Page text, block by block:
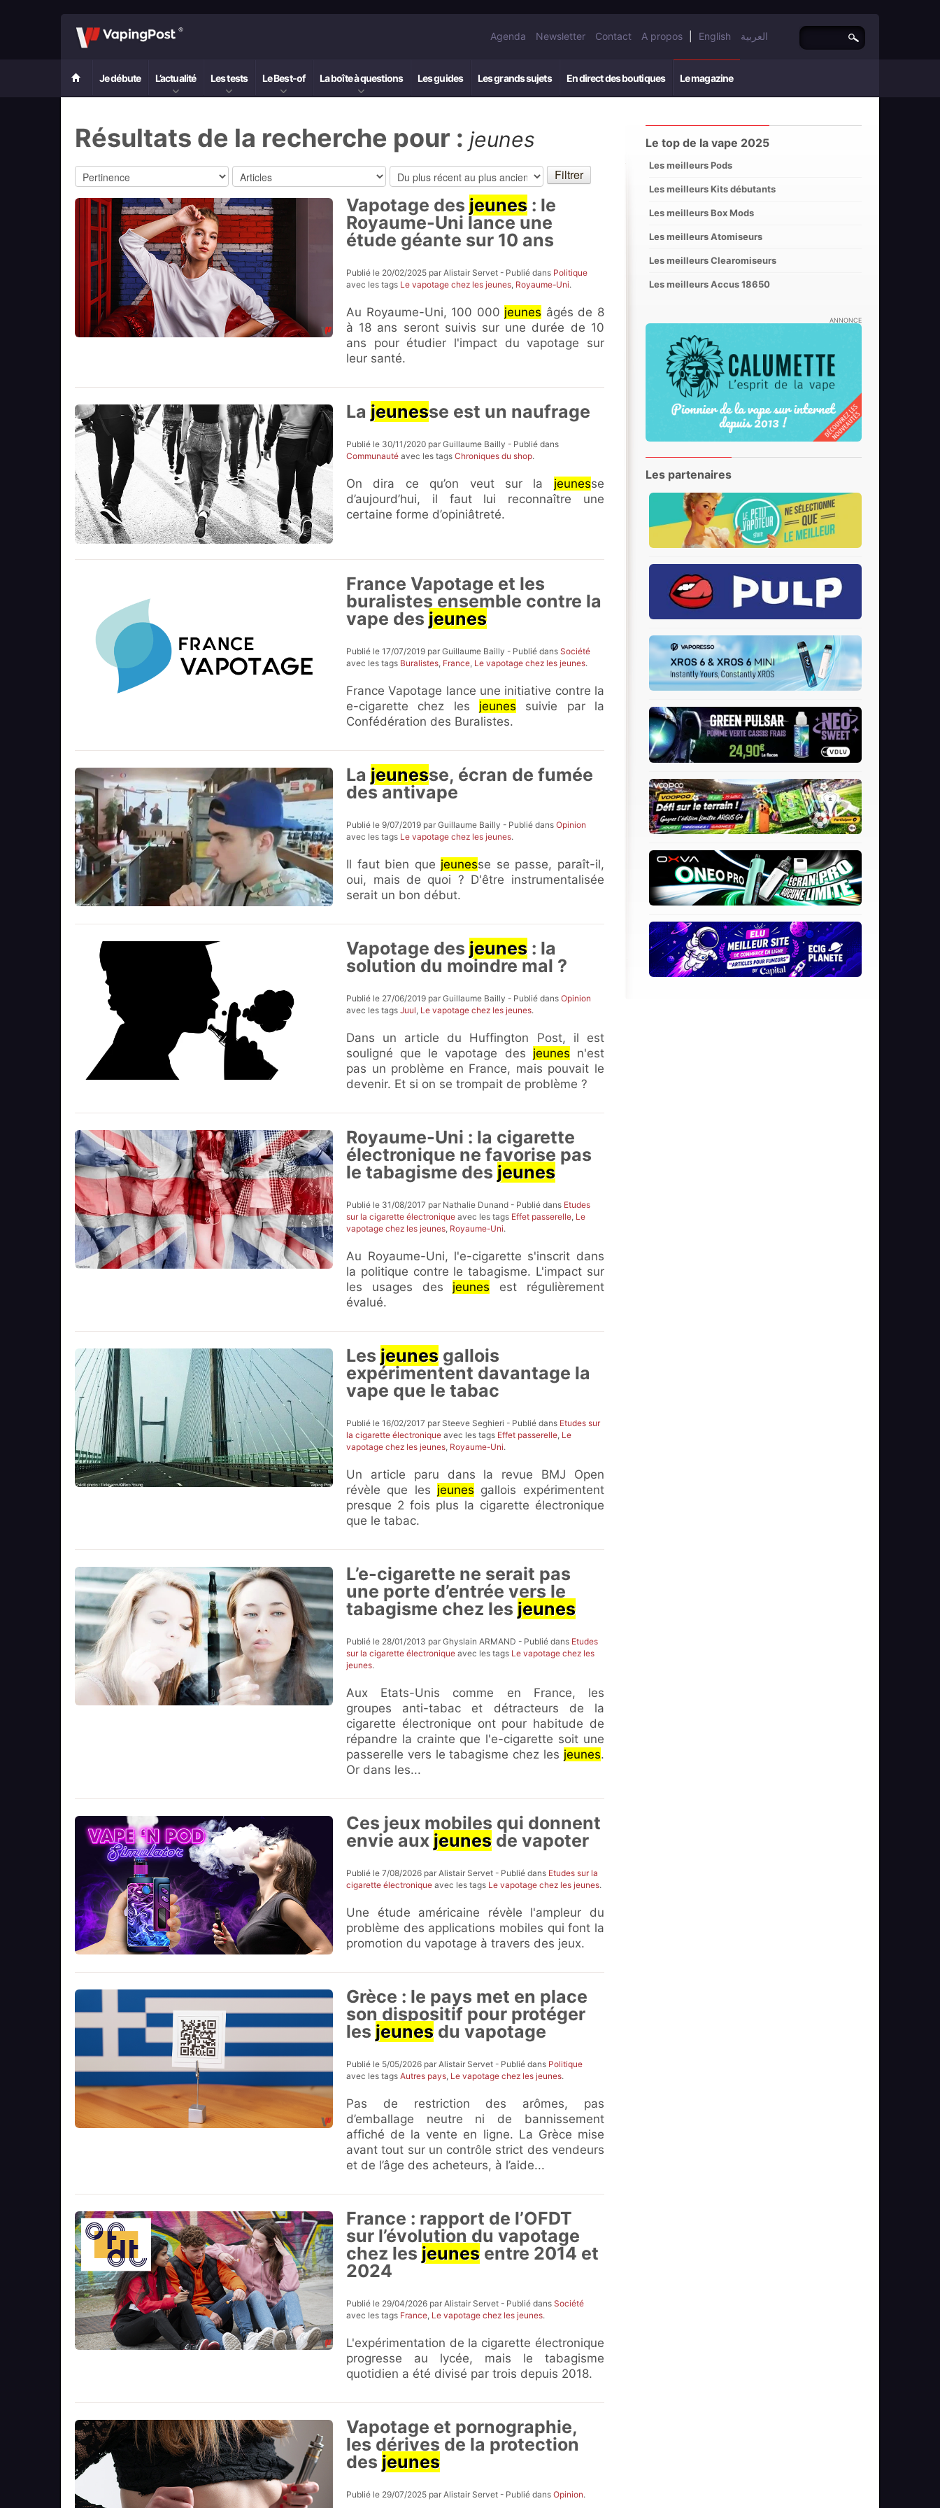
Agenda Newsletter Contact A propos English العربية
Je débute L’actualité Les tests Le Best-of La boîte à questions Les guides Les grands sujets En direct des boutiques Le magazine
Résultats de la recherche pour : jeunes
Vapotage des jeunes : le
Royaume-Uni lance une
étude géante sur 10 ans
Publié le 20/02/2025 par Alistair Servet - Publié dans Politique
avec les tags Le vapotage chez les jeunes, Royaume-Uni.
Au Royaume-Uni, 100 000 jeunes âgés de 8
à 18 ans seront suivis sur une durée de 10
ans pour étudier l'impact du vapotage sur
leur santé.
La jeunesse est un naufrage
Publié le 30/11/2020 par Guillaume Bailly - Publié dans
Communauté avec les tagsChroniques du shop.
On dira ce qu’on veut sur la jeunesse
d’aujourd’hui, il faut lui reconnaître une
certaine forme d’opiniâtreté.
France Vapotage et les
buralistes ensemble contre la
vape des jeunes
Publié le 17/07/2019 par Guillaume Bailly - Publié dansSociété
avec les tags Buralistes France Le vapotage chez les jeunes.
France Vapotage lance une initiative contre la
e-cigarette chez les jeunes suivie par la
Confédération des Buralistes.
La jeunesse, écran de fumée
des antivape
Publié le 9/07/2019 par Guillaume Bailly - Publié dansOpinion
avec les tags Le vapotage chez les jeunes.
Il faut bien que jeunesse se passe, paraît-il,
oui, mais de quoi ? D'être instrumentalisée
serait un bon début.
Vapotage des jeunes : la
solution du moindre mal ?
Publié le 27/06/2019 par Guillaume Bailly - Publié dansOpinion
avec les tagsJuul Le vapotage chez les jeunes.
Dans un article du Huffington Post, il est
souligné que le vapotage des jeunes n'est
pas un problème en France, mais pouvait le
devenir. Et si on se trompait de problème ?
Royaume-Uni : la cigarette
électronique ne favorise pas
le tabagisme des jeunes
Publié le 31/08/2017 par Nathalie Dunand - Publié dans Etudes
sur la cigarette électronique avec les tags Effet passerelle Le
vapotage chez les jeunes Royaume-Uni.
Au Royaume-Uni, l'e-cigarette s'inscrit dans
la politique contre le tabagisme. L'impact sur
les usages des jeunes est régulièrement
évalué.
Les jeunes gallois
expérimentent davantage la
vape que le tabac
Publié le 16/02/2017 par Steeve Seghieri - Publié dans Etudes sur
la cigarette électronique avec les tags Effet passerelle Le
vapotage chez les jeunes Royaume-Uni.
Un article paru dans la revue BMJ Open
révèle que les jeunes gallois expérimentent
presque 2 fois plus la cigarette électronique
que le tabac.
L’e-cigarette ne serait pas
une porte d’entrée vers le
tabagisme chez les jeunes
Publié le 28/01/2013 par Ghyslain ARMAND - Publié dans Etudes
sur la cigarette électronique avec les tags Le vapotage chez les
jeunes.
Aux Etats-Unis comme en France, les
groupes anti-tabac et détracteurs de la
cigarette électronique ont pour habitude de
répandre la crainte que l'e-cigarette soit une
passerelle vers le tabagisme chez les jeunes.
Or dans les...
Ces jeux mobiles qui donnent
envie aux jeunes de vapoter
Publié le 7/08/2026 par Alistair Servet - Publié dans Etudes sur la
cigarette électronique avec les tags Le vapotage chez les jeunes.
Une étude américaine révèle l'ampleur du
problème des applications mobiles qui font la
promotion du vapotage à travers des jeux.
Grèce : le pays met en place
son dispositif pour protéger
les jeunes du vapotage
Publié le 5/05/2026 par Alistair Servet - Publié dans Politique
avec les tagsAutres pays Le vapotage chez les jeunes.
Pas de restriction des arômes, pas
d’emballage neutre ni de bannissement
affiché de la vente en ligne. La Grèce mise
avant tout sur un contrôle strict des vendeurs
et de l’âge des acheteurs, à l’aide...
France : rapport de l’OFDT
sur l’évolution du vapotage
chez les jeunes entre 2014 et
2024
Publié le 29/04/2026 par Alistair Servet - Publié dansSociété
avec les tags France Le vapotage chez les jeunes.
L'expérimentation de la cigarette électronique
progresse au lycée, mais le tabagisme
quotidien a été divisé par trois depuis 2018.
Vapotage et pornographie,
les dérives de la protection
des jeunes
Publié le 29/07/2025 par Alistair Servet - Publié dansOpinion.
Le top de la vape 2025
Les meilleurs Pods
Les meilleurs Kits débutants
Les meilleurs Box Mods
Les meilleurs Atomiseurs
Les meilleurs Clearomiseurs
Les meilleurs Accus 18650
ANNONCE
Les partenaires